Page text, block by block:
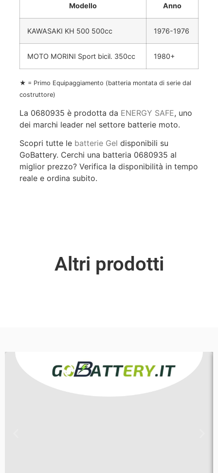
Modello Anno
KAWASAKI KH 500 500cc 1976-1976
MOTO MORINI Sport bicil. 350cc 1980+
★ = Primo Equipaggiamento (batteria montata di serie dal
costruttore)
La 0680935 è prodotta da ENERGY SAFE, uno
dei marchi leader nel settore batterie moto.
Scopri tutte le batterie Gel disponibili su
GoBattery. Cerchi una batteria 0680935 al
miglior prezzo? Verifica la disponibilità in tempo
reale e ordina subito.
Altri prodotti